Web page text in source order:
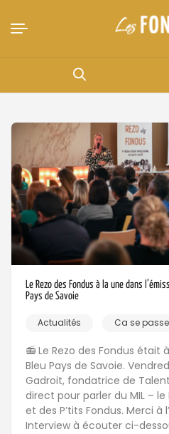
Le Rezo des Fondus à la une dans
Pays de Savoie
Actualités Ca se
📻 Le Rezo des Fondus était
Bleu Pays de Savoie.
Gadroit, fondatrice de
direct pour parler du MIL – le
et des P’tits Fondus. Merci à
Interview à écouter ci-